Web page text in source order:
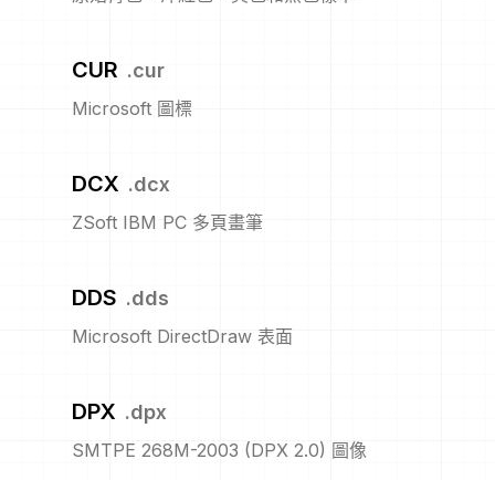
CUR .cur
Microsoft 圖標
DCX .dcx
ZSoft IBM PC 多頁畫筆
DDS .dds
Microsoft DirectDraw 表面
DPX .dpx
SMTPE 268M-2003 (DPX 2.0) 圖像